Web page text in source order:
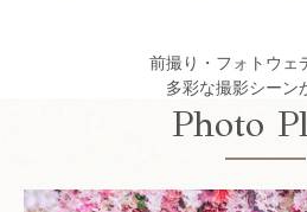
前撮り・フォトウェ
多彩な撮影シーン
Photo